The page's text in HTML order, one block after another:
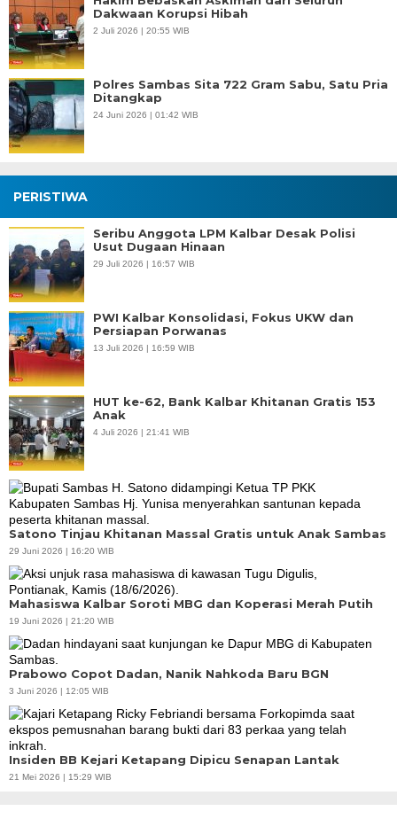
Dakwaan Korupsi Hibah
2 Juli 2026 | 20:55 WIB
Polres Sambas Sita 722 Gram Sabu, Satu Pria
Ditangkap
24 Juni 2026 | 01:42 WIB
PERISTIWA
Seribu Anggota LPM Kalbar Desak Polisi
Usut Dugaan Hinaan
29 Juli 2026 | 16:57 WIB
PWI Kalbar Konsolidasi, Fokus UKW dan
Persiapan Porwanas
13 Juli 2026 | 16:59 WIB
HUT ke-62, Bank Kalbar Khitanan Gratis 153
Anak
4 Juli 2026 | 21:41 WIB
Satono Tinjau Khitanan Massal Gratis untuk Anak Sambas
29 Juni 2026 | 16:20 WIB
Mahasiswa Kalbar Soroti MBG dan Koperasi Merah Putih
19 Juni 2026 | 21:20 WIB
Prabowo Copot Dadan, Nanik Nahkoda Baru BGN
3 Juni 2026 | 12:05 WIB
Insiden BB Kejari Ketapang Dipicu Senapan Lantak
21 Mei 2026 | 15:29 WIB